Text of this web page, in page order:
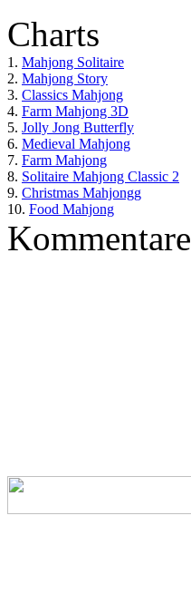
Charts
1. Mahjong Solitaire
2. Mahjong Story
3. Classics Mahjong
4. Farm Mahjong 3D
5. Jolly Jong Butterfly
6. Medieval Mahjong
7. Farm Mahjong
8. Solitaire Mahjong Classic 2
9. Christmas Mahjongg
10. Food Mahjong
Kommentare